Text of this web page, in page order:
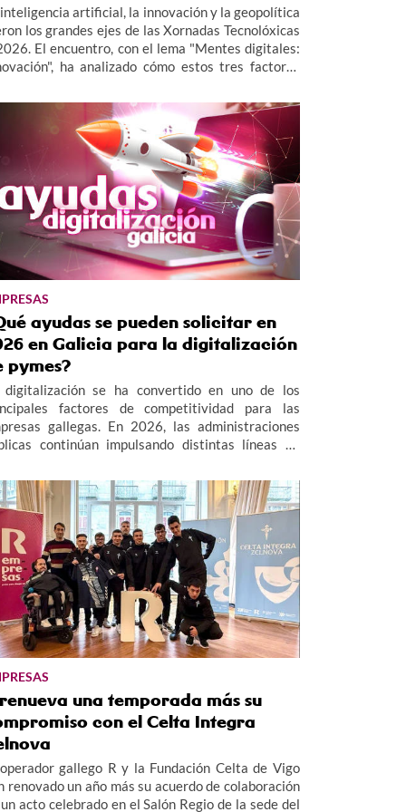
artificial, la innovación y la geopolítica
los grandes ejes de las Xornadas Tecnolóxicas
El encuentro, con el lema "Mentes digitales:
ha analizado cómo estos tres factores
ayudas se pueden solicitar en
en Galicia para la digitalización
pymes?
digitalización se ha convertido en uno de los
factores de competitividad para las
gallegas. En 2026, las administraciones
continúan impulsando distintas líneas de
digitales y fomentar la innovación en el
empresarial, especialmente en el ámbito de las
una temporada más su
con el Celta Integra
gallego R y la Fundación Celta de Vigo
renovado un año más su acuerdo de colaboración
acto celebrado en el Salón Regio de la sede del